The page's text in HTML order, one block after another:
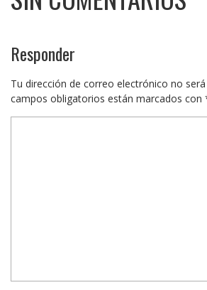
Responder
Tu dirección de correo electrónico no será
campos obligatorios están marcados con